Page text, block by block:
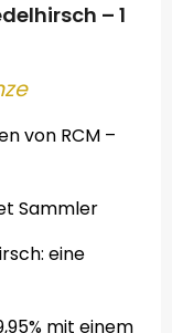
– 1
von RCM –
Sammler
eine
mit einem